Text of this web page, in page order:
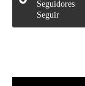
Seguidores
Seguir